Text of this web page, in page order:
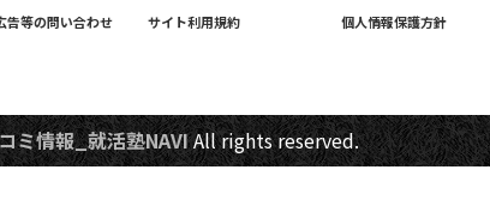
告等の問い合わせ サイト利用規約 個人情報保護方針
ミ情報_就活塾NAVIAll rights reserved.